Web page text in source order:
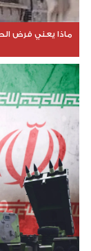
ماذا يعني فرض